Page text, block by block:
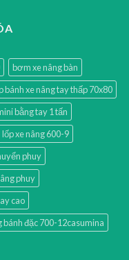
bơm xe nâng bàn
bánh xe nâng tay thấp 70x80
bằng tay 1 tấn
lốp xe nâng 600-9
phuy
phuy
cao
bánh đặc 700-12casumina